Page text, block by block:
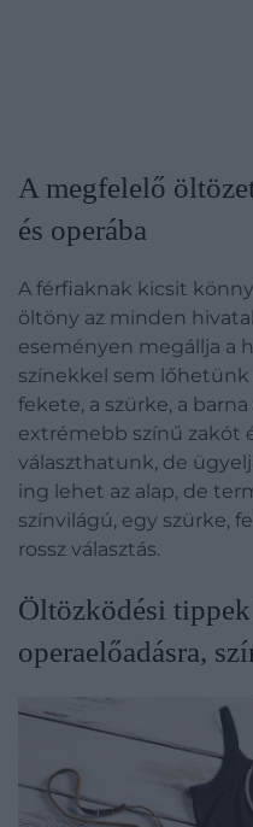
A megfelelő
és operába
A férfiaknak kicsit
öltöny az minden
eseményen megállja a
színekkel sem
fekete, a szürke, a
extrémebb színű zakót
választhatunk, de
ing lehet az alap, de
színvilágú, egy szürke,
rossz választás.
Öltözködési
operaelőadásra,